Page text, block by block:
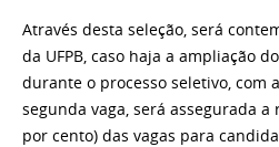
Através desta seleção, será
da UFPB, caso haja a ampliação
durante o processo seletivo, com
segunda vaga, será assegurada
por cento) das vagas para